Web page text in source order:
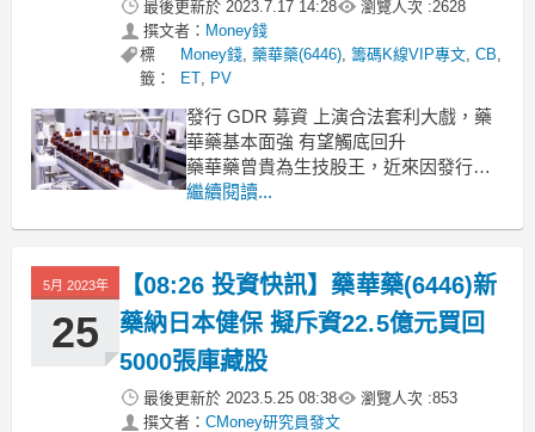
最後更新於 2023.7.17 14:28 瀏覽人次 :2628
撰文者： Money錢
標
籤：
Money錢, 藥華藥(6446), 籌碼K線VIP專文, CB,
ET, PV
發行 GDR 募資 上演合法套利大戲，藥
華藥基本面強 有望觸底回升
藥華藥曾貴為生技股王，近來因發行
GDR 創下生技業海外籌資最大規模，股
面探討藥華藥展望與投資價值。
藥華藥(6446)2021 年 11 月 12 日
繼續閱讀...
5月 2023年
25
【08:26 投資快訊】藥華藥(6446)新
藥納日本健保 擬斥資22.5億元買回
5000張庫藏股
最後更新於 2023.5.25 08:38 瀏覽人次 :853
撰文者： CMoney研究員發文